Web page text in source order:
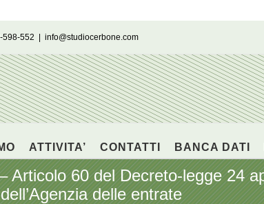
598-552 info@studiocerbone.com
ATTIVITA’ CONTATTI BANCA DATI
Articolo 60 del Decreto-legge 24
delle entrate